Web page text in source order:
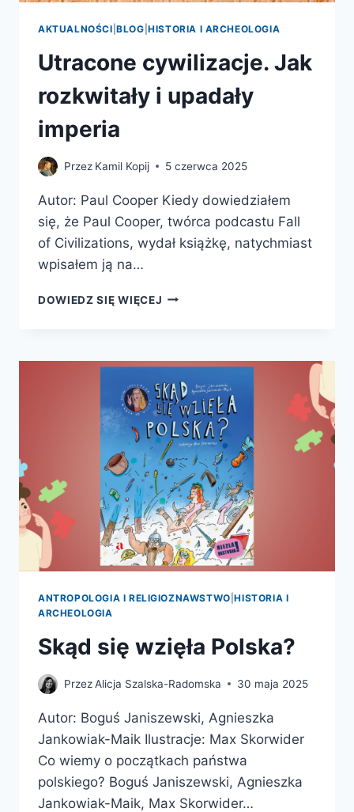
AKTUALNOŚCI |BLOG |HISTORIA I ARCHEOLOGIA
Utracone cywilizacje. Jak
rozkwitały i upadały
imperia
Przez Kamil Kopij 5 czerwca 2025
Autor: Paul Cooper Kiedy dowiedziałem
się, że Paul Cooper, twórca podcastu Fall
of Civilizations, wydał książkę, natychmiast
wpisałem ją na…
DOWIEDZ SIĘ WIĘCEJ UTRACONE
I
UPADAŁY
IMPERIA
ANTROPOLOGIA I RELIGIOZNAWSTWO |HISTORIA I
ARCHEOLOGIA
Skąd się wzięła Polska?
PrzezAlicja Szalska-Radomska 30 maja 2025
Autor: Boguś Janiszewski, Agnieszka
Jankowiak-Maik Ilustracje: Max Skorwider
Co wiemy o początkach państwa
polskiego? Boguś Janiszewski, Agnieszka
Jankowiak-Maik, Max Skorwider…